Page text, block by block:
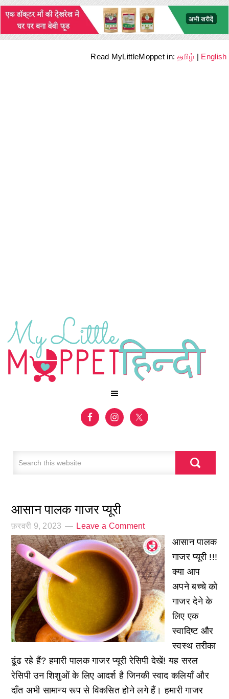
Read MyLittleMoppet in: தமிழ் | English
आसान पालक गाजर प्यूरी
फ़रवरी 9, 2023 Leave a Comment
आसान पालक
गाजर प्यूरी !!!
क्या आप
अपने बच्चे को
गाजर देने के
लिए एक
स्वादिष्ट और
स्वस्थ तरीका
ढूंढ रहे हैं? हमारी पालक गाजर प्यूरी रेसिपी देखें! यह सरल
रेसिपी उन शिशुओं के लिए आदर्श है जिनकी स्वाद कलियाँ और
दाँत अभी सामान्य रूप से विकसित होने लगे हैं। हमारी गाजर